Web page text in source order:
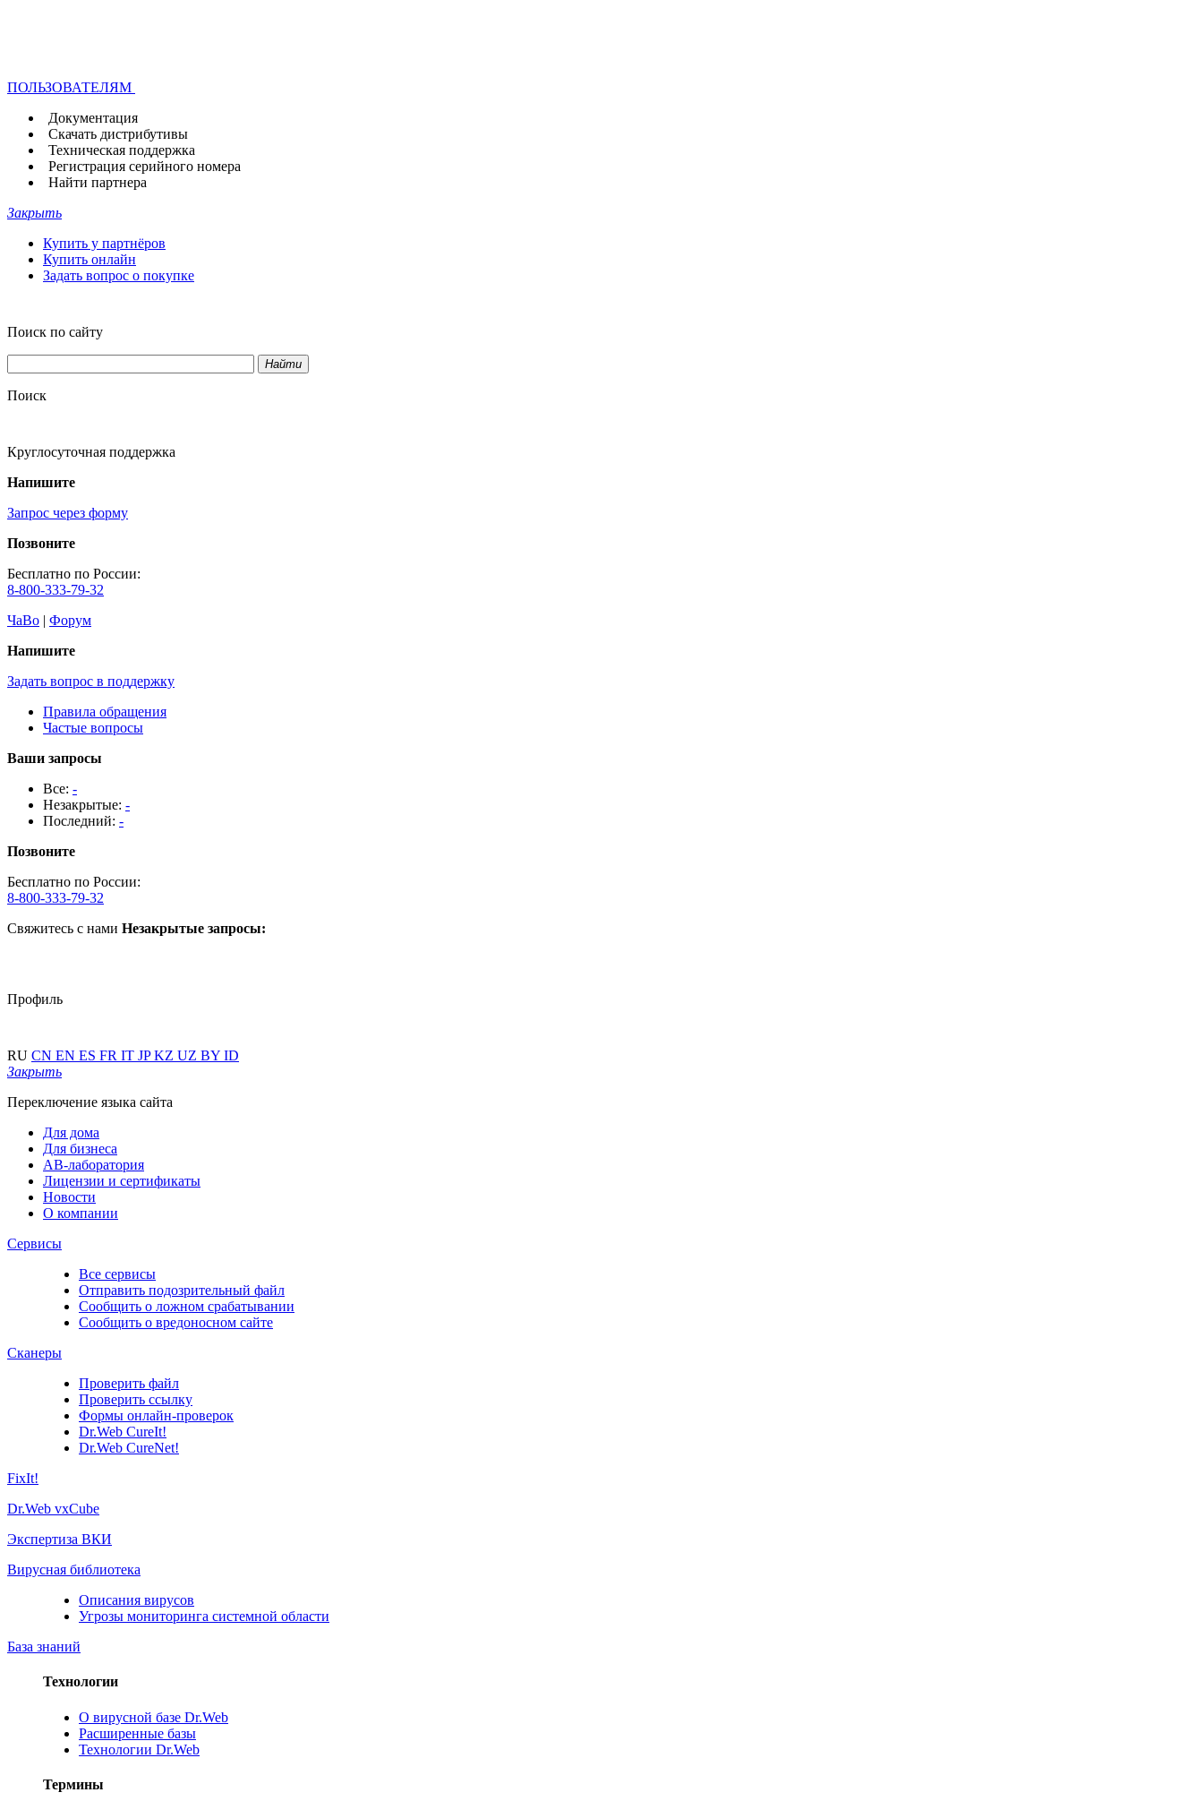
ПОЛЬЗОВАТЕЛЯМ
Документация
Скачать дистрибутивы
Техническая поддержка
Регистрация серийного номера
Найти партнера
Закрыть
Купить у партнёров
Купить онлайн
Задать вопрос о покупке
Поиск по сайту
Найти
Поиск
Круглосуточная поддержка
Напишите
Запрос через форму
Позвоните
Бесплатно по России:
8-800-333-79-32
ЧаВо | Форум
Напишите
Задать вопрос в поддержку
Правила обращения
Частые вопросы
Ваши запросы
Все: -
Незакрытые: -
Последний: -
Позвоните
Бесплатно по России:
8-800-333-79-32
Свяжитесь с нами Незакрытые запросы:
Профиль
RU CN EN ES FR IT JPKZ UZ BY ID
Закрыть
Переключение языка сайта
Для дома
Для бизнеса
АВ-лаборатория
Лицензии и сертификаты
Новости
О компании
Сервисы
Все сервисы
Отправить подозрительный файл
Сообщить о ложном срабатывании
Сообщить о вредоносном сайте
Сканеры
Проверить файл
Проверить ссылку
Формы онлайн-проверок
Dr.Web CureIt!
Dr.Web CureNet!
FixIt!
Dr.Web vxCube
Экспертиза ВКИ
Вирусная библиотека
Описания вирусов
Угрозы мониторинга системной области
База знаний
Технологии
О вирусной базе Dr.Web
Расширенные базы
Технологии Dr.Web
Термины